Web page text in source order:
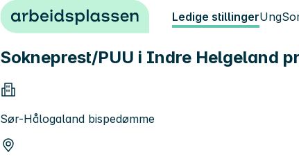
Hopp til innhold Ledige stillingerUng
Sokneprest/PUU i Indre Helgeland
Sør-Hålogaland bispedømme